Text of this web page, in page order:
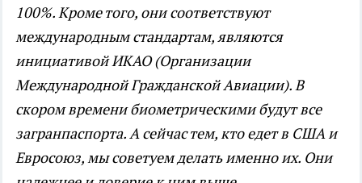
100%. Кроме того, они соответствуют
международным стандартам, являются
инициативой ИКАО (Организации
Международной Гражданской Авиации). В
скором времени биометрическими будут все
загранпаспорта. А сейчас тем, кто едет в США и
Евросоюз, мы советуем делать именно их. Они